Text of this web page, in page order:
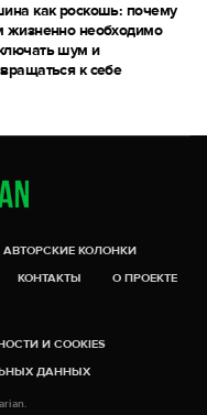
как роскошь: почему
жизненно необходимо
шум и
к себе
АВТОРСКИЕ КОЛОНКИ
КОНТАКТЫ
О ПРОЕКТЕ
И COOKIES
ДАННЫХ